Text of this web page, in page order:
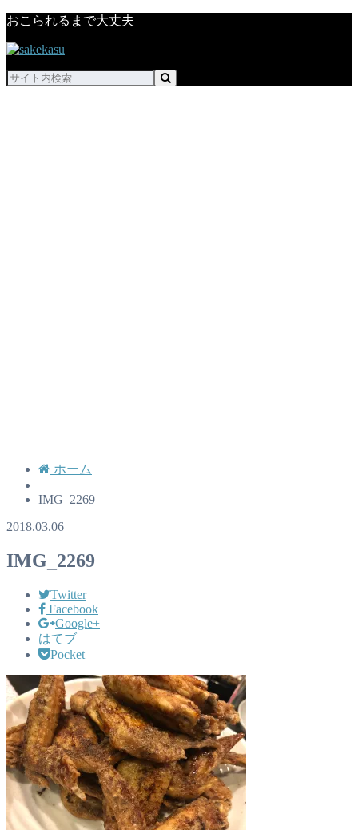
おこられるまで大丈夫
ホーム
IMG_2269
2018.03.06
IMG_2269
Twitter
Facebook
Google+
はてブ
Pocket